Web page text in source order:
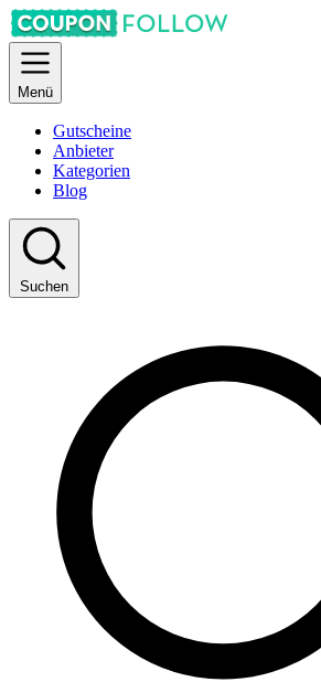
Menü
Gutscheine
Anbieter
Kategorien
Blog
Suchen